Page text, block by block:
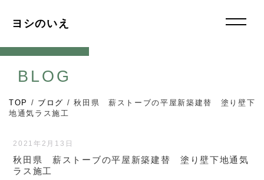
ヨシのいえ
BLOG
TOP / ブログ / 秋田県 薪ストーブの平屋新築建替 塗り壁下
地通気ラス施工
2021年2月13日
秋田県 薪ストーブの平屋新築建替 塗り壁下地通気
ラス施工